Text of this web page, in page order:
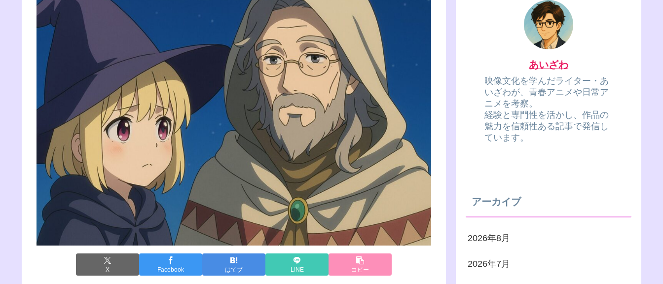
X Facebook はてブ LINE コピー
あいざわ
映像文化を学んだライター・あ
いざわが、青春アニメや日常ア
ニメを考察。
経験と専門性を活かし、作品の
魅力を信頼性ある記事で発信し
ています。
アーカイブ
2026年8月
2026年7月